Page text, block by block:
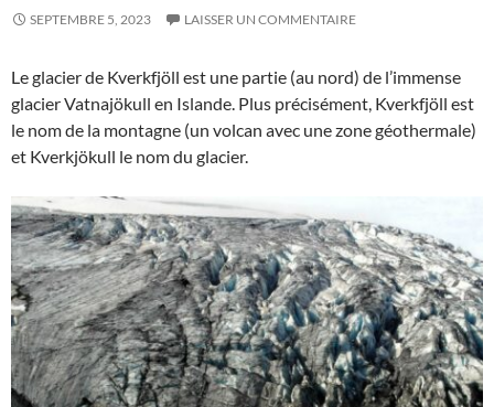
SEPTEMBRE 5, 2023 LAISSER UN COMMENTAIRE
Le glacier de Kverkfjöll est une partie (au nord) de l’immense
glacier Vatnajökull en Islande. Plus précisément, Kverkfjöll est
le nom de la montagne (un volcan avec une zone géothermale)
et Kverkjökull le nom du glacier.